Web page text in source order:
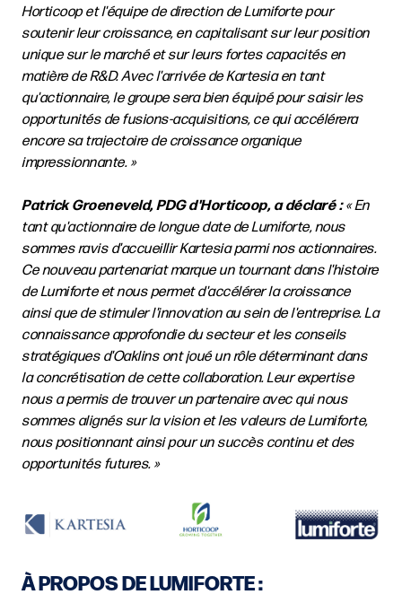
Horticoop et l'équipe de direction de Lumiforte pour
soutenir leur croissance, en capitalisant sur leur position
unique sur le marché et sur leurs fortes capacités en
matière de R&D. Avec l'arrivée de Kartesia en tant
qu'actionnaire, le groupe sera bien équipé pour saisir les
opportunités de fusions-acquisitions, ce qui accélérera
encore sa trajectoire de croissance organique
impressionnante. »
Patrick Groeneveld, PDG d'Horticoop, a déclaré :« En
tant qu'actionnaire de longue date de Lumiforte, nous
sommes ravis d'accueillir Kartesia parmi nos actionnaires.
Ce nouveau partenariat marque un tournant dans l'histoire
de Lumiforte et nous permet d'accélérer la croissance
ainsi que de stimuler l'innovation au sein de l'entreprise. La
connaissance approfondie du secteur et les conseils
stratégiques d'Oaklins ont joué un rôle déterminant dans
la concrétisation de cette collaboration. Leur expertise
nous a permis de trouver un partenaire avec qui nous
sommes alignés sur la vision et les valeurs de Lumiforte,
nous positionnant ainsi pour un succès continu et des
opportunités futures. »
À PROPOS DE LUMIFORTE :